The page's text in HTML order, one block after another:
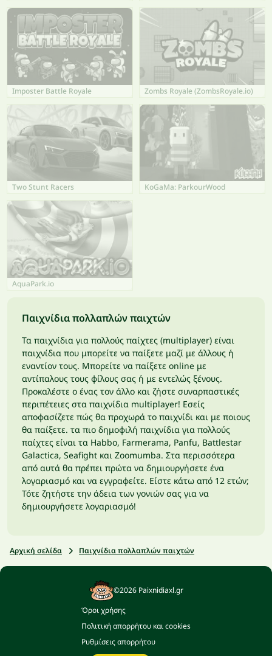
Imposter Battle Royale Zombs Royale (ZombsRoyale.io)
Two Stunt Racers KoGaMa: ParkourWood
AquaPark.io
Παιχνίδια πολλαπλών παιχτών
Τα παιχνίδια για πολλούς παίχτες (multiplayer) είναι
παιχνίδια που μπορείτε να παίξετε μαζί με άλλους ή
εναντίον τους. Μπορείτε να παίξετε online με
αντίπαλους τους φίλους σας ή με εντελώς ξένους.
Προκαλέστε ο ένας τον άλλο και ζήστε συναρπαστικές
περιπέτειες στα παιχνίδια multiplayer! Εσείς
αποφασίζετε πώς θα προχωρά το παιχνίδι και με ποιους
θα παίξετε. τα πιο δημοφιλή παιχνίδια για πολλούς
παίχτες είναι τα Habbo, Farmerama, Panfu, Battlestar
Galactica, Seafight και Zoomumba. Στα περισσότερα
από αυτά θα πρέπει πρώτα να δημιουργήσετε ένα
λογαριασμό και να εγγραφείτε. Είστε κάτω από 12 ετών;
Τότε ζητήστε την άδεια των γονιών σας για να
δημιουργήσετε λογαριασμό!
Αρχική σελίδα Παιχνίδια πολλαπλών παιχτών
©2026 Paixnidiaxl.gr
Όροι χρήσης
Πολιτική απορρήτου και cookies
Ρυθμίσεις απορρήτου